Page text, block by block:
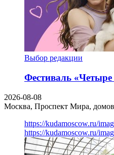
Выбор редакции
Фестиваль
2026-08-08
Москва, Проспект Мира,
https://kudamoscow.ru/
https://kudamoscow.ru/